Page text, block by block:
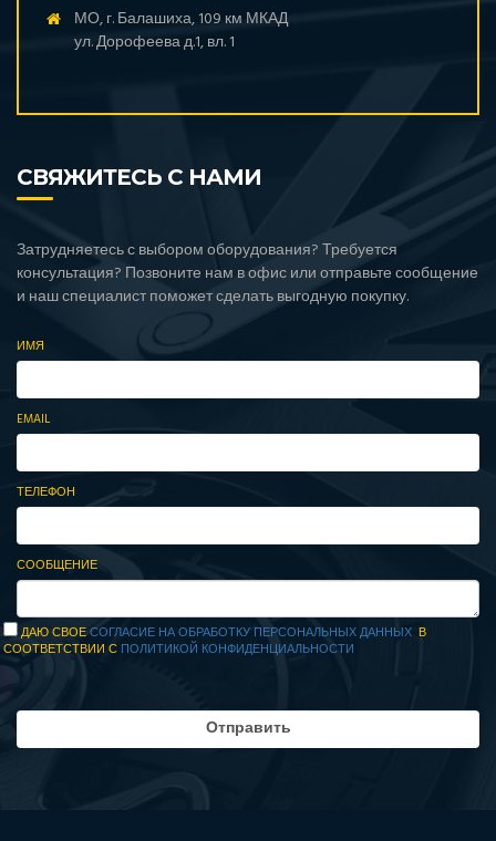
МО, г. Балашиха, 109 км МКАД
ул. Дорофеева д.1, вл. 1
СВЯЖИТЕСЬ С НАМИ
Затрудняетесь с выбором оборудования? Требуется
консультация? Позвоните нам в офис или отправьте сообщение
и наш специалист поможет сделать выгодную покупку.
ИМЯ
EMAIL
ТЕЛЕФОН
СООБЩЕНИЕ
ДАЮ СВОЕСОГЛАСИЕ НА ОБРАБОТКУ ПЕРСОНАЛЬНЫХ ДАННЫХ В
СООТВЕТСТВИИ С ПОЛИТИКОЙ КОНФИДЕНЦИАЛЬНОСТИ